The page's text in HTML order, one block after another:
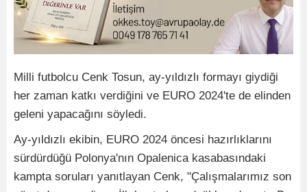
Milli futbolcu Cenk Tosun, ay-yıldızlı formayı giydiği
her zaman katkı verdiğini ve EURO 2024'te de elinden
geleni yapacağını söyledi.
Ay-yıldızlı ekibin, EURO 2024 öncesi hazırlıklarını
sürdürdüğü Polonya'nın Opalenica kasabasındaki
kampta soruları yanıtlayan Cenk, "Çalışmalarımız son